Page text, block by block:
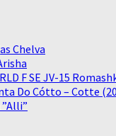
Chelva
F SE JV-15
Do Cótto – Cotte